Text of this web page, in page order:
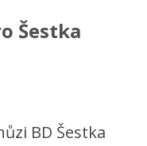
Šestka
BD Šestka